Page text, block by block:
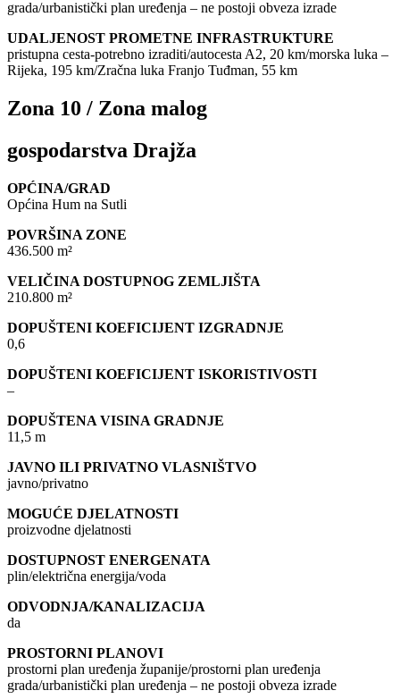
grada/urbanistički plan uređenja – ne postoji obveza izrade
UDALJENOST PROMETNE INFRASTRUKTURE
pristupna cesta-potrebno izraditi/autocesta A2, 20 km/morska luka –
Rijeka, 195 km/Zračna luka Franjo Tuđman, 55 km
Zona 10 / Zona malog
gospodarstva Drajža
OPĆINA/GRAD
Općina Hum na Sutli
POVRŠINA ZONE
436.500 m²
VELIČINA DOSTUPNOG ZEMLJIŠTA
210.800 m²
DOPUŠTENI KOEFICIJENT IZGRADNJE
0,6
DOPUŠTENI KOEFICIJENT ISKORISTIVOSTI
–
DOPUŠTENA VISINA GRADNJE
11,5 m
JAVNO ILI PRIVATNO VLASNIŠTVO
javno/privatno
MOGUĆE DJELATNOSTI
proizvodne djelatnosti
DOSTUPNOST ENERGENATA
plin/električna energija/voda
ODVODNJA/KANALIZACIJA
da
PROSTORNI PLANOVI
prostorni plan uređenja županije/prostorni plan uređenja
grada/urbanistički plan uređenja – ne postoji obveza izrade